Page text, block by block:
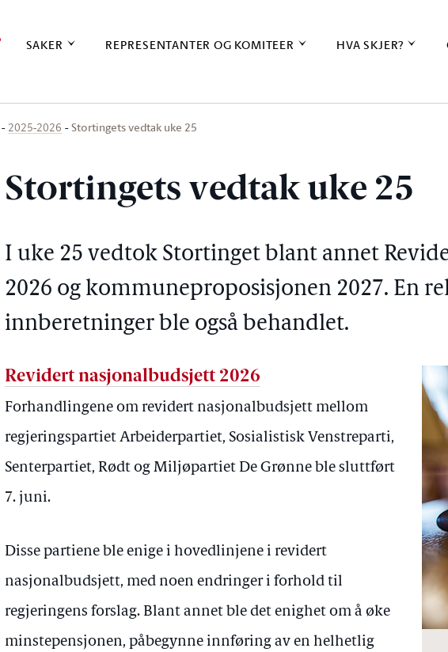
SAKER REPRESENTANTER OG KOMITEER HVA SKJER?
2025-2026 Stortingets vedtak uke 25
Stortingets vedtak uke 25
I uke 25 vedtok Stortinget blant annet
2026 og kommuneproposisjonen 2027. En
innberetninger ble også behandlet.
Revidert nasjonalbudsjett 2026
Forhandlingene om revidert nasjonalbudsjett mellom
regjeringspartiet Arbeiderpartiet, Sosialistisk Venstreparti,
Senterpartiet, Rødt og Miljøpartiet De Grønne ble sluttført
7. juni.
Disse partiene ble enige i hovedlinjene i revidert
nasjonalbudsjett, med noen endringer i forhold til
regjeringens forslag. Blant annet ble det enighet om å øke
minstepensjonen, påbegynne innføring av en helhetlig